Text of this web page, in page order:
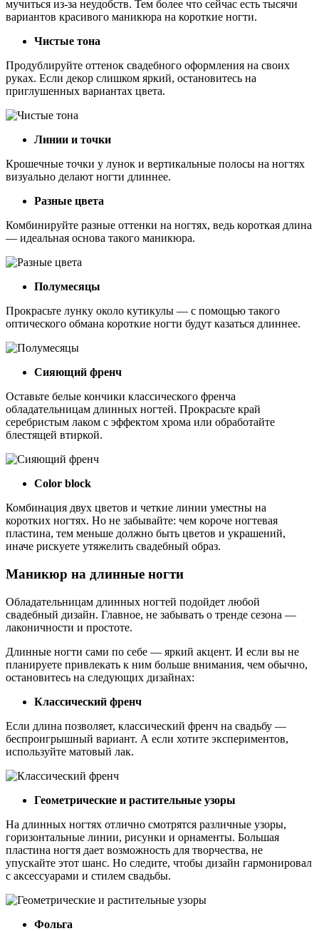
мучиться из-за неудобств. Тем более что сейчас есть тысячи
вариантов красивого маникюра на короткие ногти.
Чистые тона
Продублируйте оттенок свадебного оформления на своих
руках. Если декор слишком яркий, остановитесь на
приглушенных вариантах цвета.
Линии и точки
Крошечные точки у лунок и вертикальные полосы на ногтях
визуально делают ногти длиннее.
Разные цвета
Комбинируйте разные оттенки на ногтях, ведь короткая длина
— идеальная основа такого маникюра.
Полумесяцы
Прокрасьте лунку около кутикулы — с помощью такого
оптического обмана короткие ногти будут казаться длиннее.
Сияющий френч
Оставьте белые кончики классического френча
обладательницам длинных ногтей. Прокрасьте край
серебристым лаком с эффектом хрома или обработайте
блестящей втиркой.
Color block
Комбинация двух цветов и четкие линии уместны на
коротких ногтях. Но не забывайте: чем короче ногтевая
пластина, тем меньше должно быть цветов и украшений,
иначе рискуете утяжелить свадебный образ.
Маникюр на длинные ногти
Обладательницам длинных ногтей подойдет любой
свадебный дизайн. Главное, не забывать о тренде сезона —
лаконичности и простоте.
Длинные ногти сами по себе — яркий акцент. И если вы не
планируете привлекать к ним больше внимания, чем обычно,
остановитесь на следующих дизайнах:
Классический френч
Если длина позволяет, классический френч на свадьбу —
беспроигрышный вариант. А если хотите экспериментов,
используйте матовый лак.
Геометрические и растительные узоры
На длинных ногтях отлично смотрятся различные узоры,
горизонтальные линии, рисунки и орнаменты. Большая
пластина ногтя дает возможность для творчества, не
упускайте этот шанс. Но следите, чтобы дизайн гармонировал
с аксессуарами и стилем свадьбы.
Фольга